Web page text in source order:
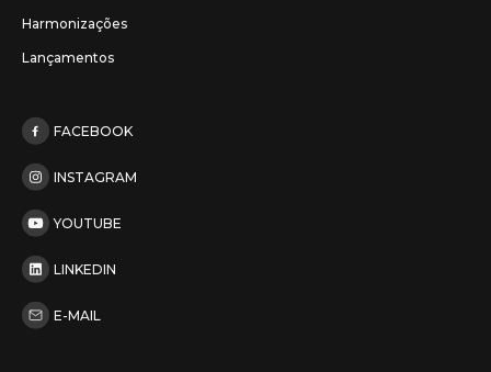
Harmonizações
Lançamentos
FACEBOOK
INSTAGRAM
YOUTUBE
LINKEDIN
E-MAIL